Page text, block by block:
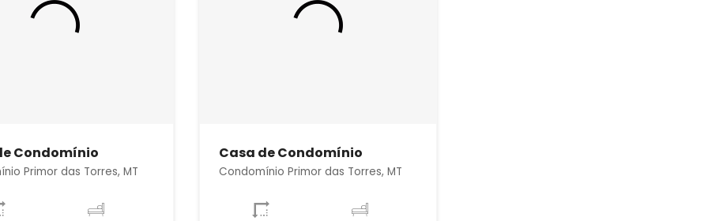
Condomínio
Primor das Torres, MT
Casa de Condomínio
Condomínio Primor das Torres, MT